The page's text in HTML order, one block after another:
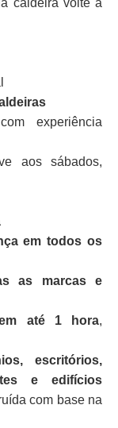
caldeira volte a
experiência
aos sábados,
em todos os
as marcas e
até 1 hora,
escritórios,
e edifícios
com base na